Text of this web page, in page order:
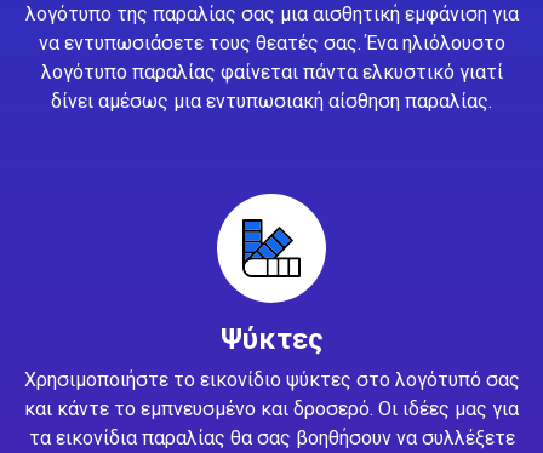
λογότυπο της παραλίας σας μια αισθητική εμφάνιση για
να εντυπωσιάσετε τους θεατές σας. Ένα ηλιόλουστο
λογότυπο παραλίας φαίνεται πάντα ελκυστικό γιατί
δίνει αμέσως μια εντυπωσιακή αίσθηση παραλίας.
Ψύκτες
Χρησιμοποιήστε το εικονίδιο ψύκτες στο λογότυπό σας
και κάντε το εμπνευσμένο και δροσερό. Οι ιδέες μας για
τα εικονίδια παραλίας θα σας βοηθήσουν να συλλέξετε